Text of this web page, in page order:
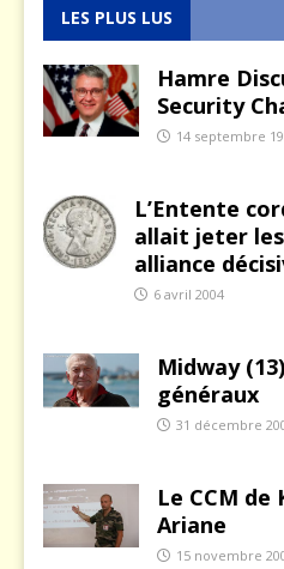
LES PLUS LUS
Hamre
Security
14 septembre
L’Entente
allait jeter les
alliance
6 avril 2004
Midway
généraux
31 décembre
Le CCM
Ariane
15 novembre